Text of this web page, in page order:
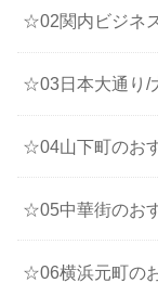
☆02関内ビジネ
☆03日本大通り/
☆04山下町のお
☆05中華街のお
☆06横浜元町の